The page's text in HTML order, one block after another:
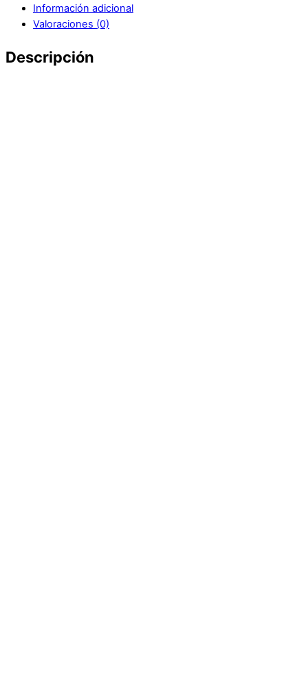
Información adicional
Valoraciones (0)
Descripción